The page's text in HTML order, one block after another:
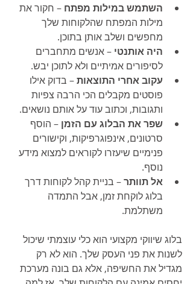
השתמש במילות מפתח – חקור את
מילות המפתח שהלקוחות שלך
מחפשים ושלב אותן בתוכן.
היה אותנטי – אנשים מתחברים
לסיפורים אמיתיים ולא לתוכן יבש.
עקוב אחרי התוצאות – בדוק אילו
פוסטים מקבלים הכי הרבה צפיות
ותגובות, וכתוב עוד על אותם נושאים.
שפר את הבלוג עם הזמן – הוסף
סרטונים, אינפוגרפיקות, וקישורים
פנימיים שיעזרו לקוראים למצוא מידע
נוסף.
אל תוותר – בניית קהל לקוחות דרך
בלוג לוקחת זמן, אבל התמדה
משתלמת.
בלוג שיווקי מקצועי הוא כלי עוצמתי שיכול
לשנות את פני העסק שלך. הוא לא רק
מגדיל את החשיפה, אלא גם בונה מערכת